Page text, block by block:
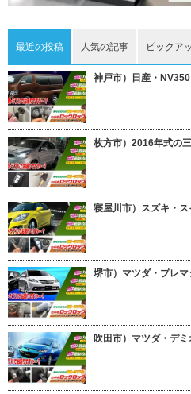
最近の投稿 人気の記事 ピックア
神戸市）日産・
枚方市）2016年式の
寝屋川市）スズキ・
堺市）マツダ・プレ
吹田市）マツダ・デ